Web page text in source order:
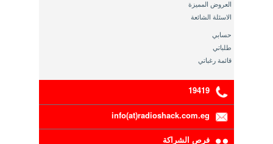
العروض المميزة
الاسئلة الشائعة
حسابي
طلباتي
قائمة رغباتي
19419
info(at)radioshack.com.eg
فرص الشراكة